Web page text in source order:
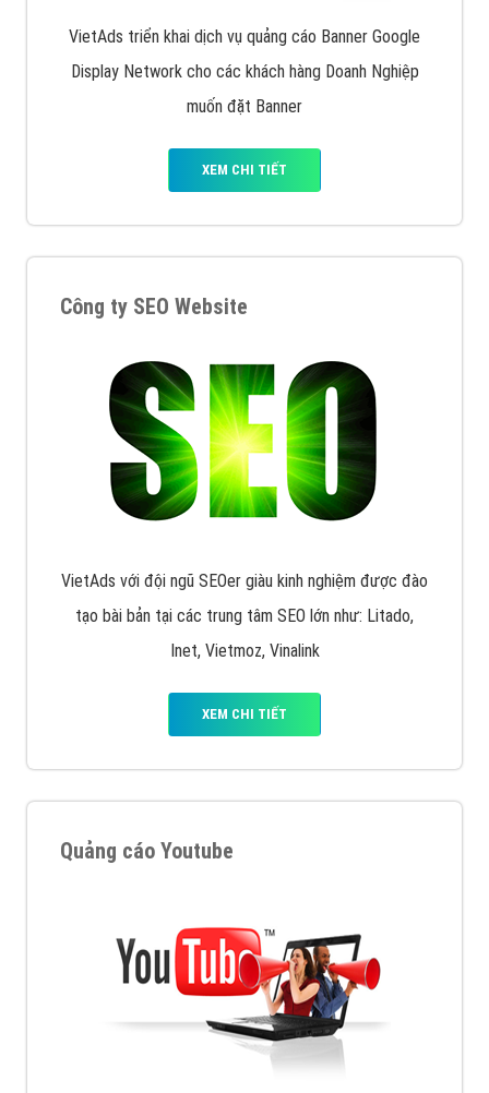
VietAds triển khai dịch vụ quảng cáo Banner Google
Display Network cho các khách hàng Doanh Nghiệp
muốn đặt Banner
XEM CHI TIẾT
Công ty SEO Website
VietAds với đội ngũ SEOer giàu kinh nghiệm được đào
tạo bài bản tại các trung tâm SEO lớn như: Litado,
Inet, Vietmoz, Vinalink
XEM CHI TIẾT
Quảng cáo Youtube